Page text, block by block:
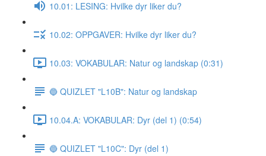
10.01: LESING: Hvilke dyr liker du?
10.02: OPPGAVER: Hvilke dyr liker du?
10.03: VOKABULAR: Natur og landskap (0:31)
🔵 QUIZLET "L10B": Natur og landskap
10.04.A: VOKABULAR: Dyr (del 1) (0:54)
🔵 QUIZLET "L10C": Dyr (del 1)